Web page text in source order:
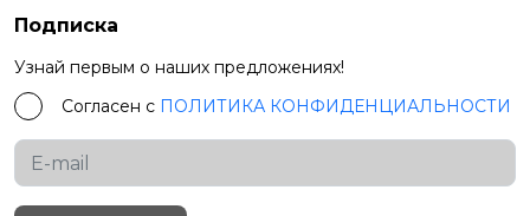
Подписка
Узнай первым о наших предложениях!
Согласен с ПОЛИТИКА КОНФИДЕНЦИАЛЬНОСТИ